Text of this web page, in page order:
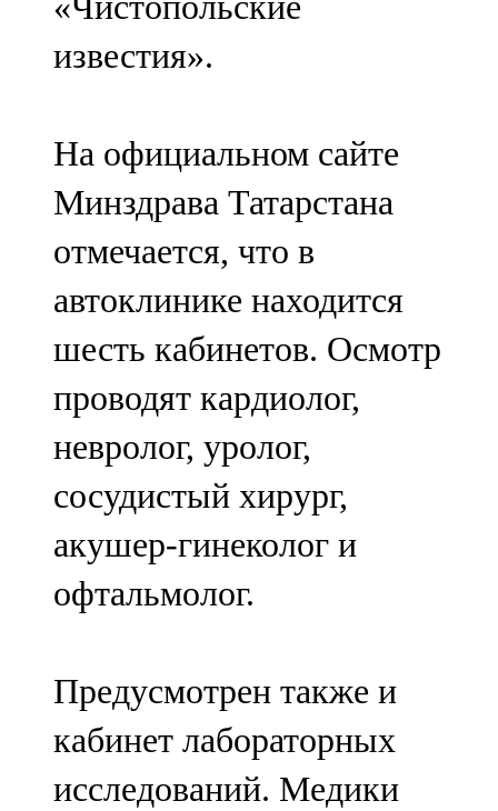
известия».
На официальном сайте
Минздрава Татарстана
отмечается, что в
автоклинике находится
шесть кабинетов. Осмотр
проводят кардиолог,
невролог, уролог,
сосудистый хирург,
акушер-гинеколог и
офтальмолог.
Предусмотрен также и
кабинет лабораторных
исследований. Медики